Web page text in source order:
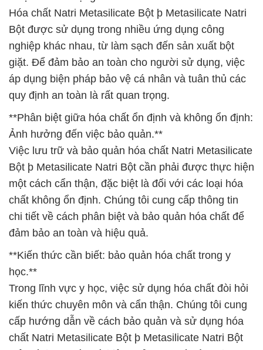
Hóa chất Natri Metasilicate Bột þ Metasilicate Natri
Bột được sử dụng trong nhiều ứng dụng công
nghiệp khác nhau, từ làm sạch đến sản xuất bột
giặt. Để đảm bảo an toàn cho người sử dụng, việc
áp dụng biện pháp bảo vệ cá nhân và tuân thủ các
quy định an toàn là rất quan trọng.
**Phân biệt giữa hóa chất ổn định và không ổn định:
Ảnh hưởng đến việc bảo quản.**
Việc lưu trữ và bảo quản hóa chất Natri Metasilicate
Bột þ Metasilicate Natri Bột cần phải được thực hiện
một cách cẩn thận, đặc biệt là đối với các loại hóa
chất không ổn định. Chúng tôi cung cấp thông tin
chi tiết về cách phân biệt và bảo quản hóa chất để
đảm bảo an toàn và hiệu quả.
**Kiến thức cần biết: bảo quản hóa chất trong y
học.**
Trong lĩnh vực y học, việc sử dụng hóa chất đòi hỏi
kiến thức chuyên môn và cẩn thận. Chúng tôi cung
cấp hướng dẫn về cách bảo quản và sử dụng hóa
chất Natri Metasilicate Bột þ Metasilicate Natri Bột